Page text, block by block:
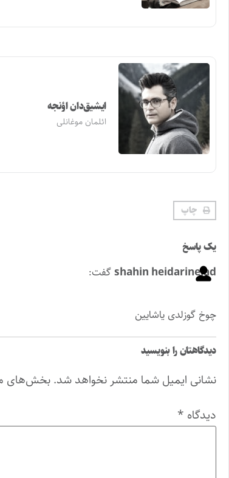
ایشیق‌دان اؤنجه
ائلمان موغانلی
چاپ
یک پاسخ
shahin heidarinejadگفت:
چوخ گوزلدی یاشایین
دیدگاهتان را بنویسید
نشانی ایمیل شما منتشر نخواهد شد.بخش‌های
دیدگاه *